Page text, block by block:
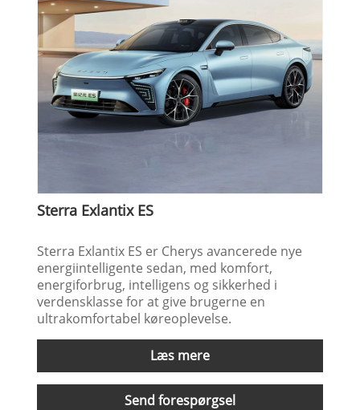
Sterra Exlantix ES
Sterra Exlantix ES er Cherys avancerede nye
energiintelligente sedan, med komfort,
energiforbrug, intelligens og sikkerhed i
verdensklasse for at give brugerne en
ultrakomfortabel køreoplevelse.
Læs mere
Send forespørgsel